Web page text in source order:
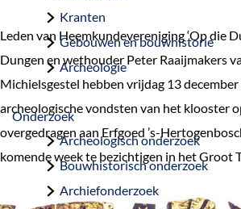
p
a
g
e
Kranten
Gebouwen en bouwhistorie
Archeologie
Onderzoek
Archeologisch onderzoek
Bouwhistorisch onderzoek
Archiefonderzoek
Leden van Heemkundevereniging ‘Op die
Dungen en wethouder Peter Raaijmakers
Michielsgestel hebben vrijdag 13
archeologische vondsten van het klooster
overgedragen aan Erfgoed ’s-
komende week te bezichtigen in het Groot